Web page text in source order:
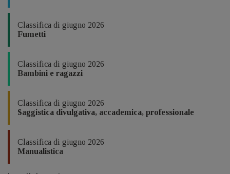
Classifica di giugno 2026
Fumetti
Classifica di giugno 2026
Bambini e ragazzi
Classifica di giugno 2026
Saggistica divulgativa, accademica, professionale
Classifica di giugno 2026
Manualistica